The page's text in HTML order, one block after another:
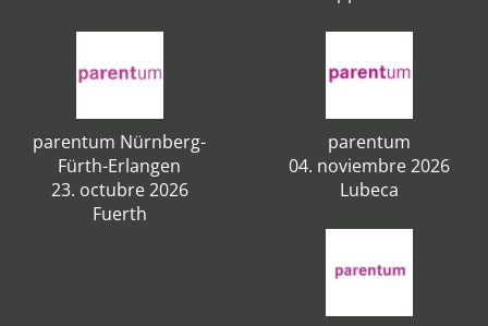
parentum Nürnberg-
Fürth-Erlangen
23. octubre 2026
Fuerth
parentum
04. noviembre 2026
Lubeca